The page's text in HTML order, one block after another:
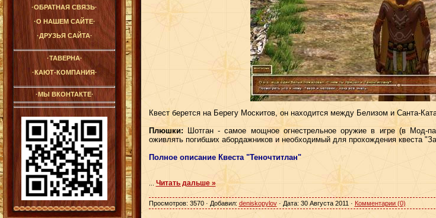
·ОБРАТНАЯ СВЯЗЬ·
·О НАШЕМ САЙТЕ·
·ДРУЗЬЯ САЙТА·
·ТАВЕРНА·
·КАЮТ-КОМПАНИЯ·
·МЫ ВКОНТАКТЕ·
Квест берется на Берегу Москитов, он находится между Белизом и Санта-
Плюшки:Шотган - самое мощное огнестрельное оружие в игре (в Мод-
оживлять погибших абордажников и необходимый для прохождения квеста
Полное описание Квеста "Теночтитлан"
Читать дальше »
Просмотров: 3570 · Добавил: deniskopylov· Дата: 30 Августа 2011 · Комментарии (0)